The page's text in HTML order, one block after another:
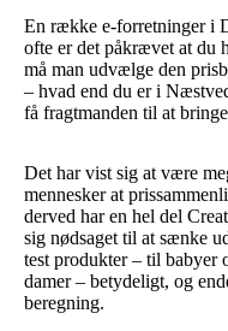
En række e-forretninger i
ofte er det påkrævet at du
må man udvælge den
– hvad end du er i
få fragtmanden til at
Det har vist sig at være
mennesker at
derved har en hel del
sig nødsaget til at sænke
test produkter – til babyer
damer – betydeligt, og
beregning.